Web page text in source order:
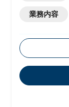
業務内容